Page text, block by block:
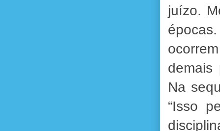
juízo.
demais
Na
“Isso